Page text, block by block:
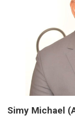
Simy Michael